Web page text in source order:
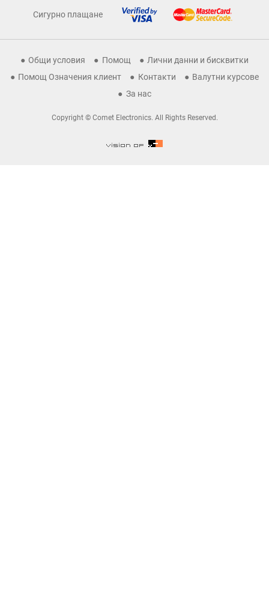
Сигурно плащане
Общи условия Помощ
Лични данни и бисквитки
Помощ Означения клиент
Контакти
Валутни курсове
За нас
Copyright © Comet Electronics. All Rights Reserved.